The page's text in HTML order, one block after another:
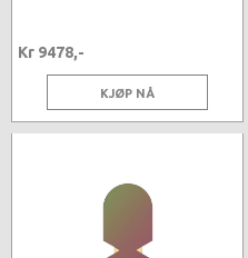
Kr 9478,-
KJØP NÅ